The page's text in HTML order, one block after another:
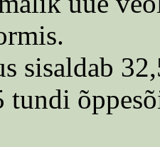
sisaldab
tundi